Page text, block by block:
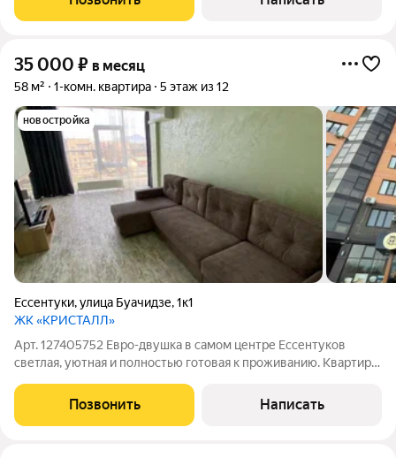
5 минутах школа садик ,
35 000 ₽ в месяц
58 м² 1-комн. квартира 5 этаж из 12
новостройка
Ессентуки,улица Буачидзе,1к1
ЖК «КРИСТАЛЛ»
Арт. 127405752 Евро-двушка в самом центре Ессентуков
светлая, уютная и полностью готовая к проживанию. Квартира
индивидуальное отопление, что обеспечивает комфорт и
экономию круглый год. Внутри
Позвонить Написать